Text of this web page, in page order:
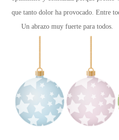
que tanto dolor ha provocado. Entre
Un abrazo muy fuerte para todos.